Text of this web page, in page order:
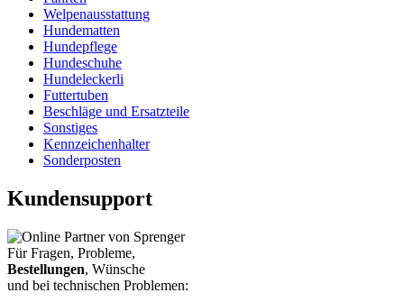
Welpenausstattung
Hundematten
Hundepflege
Hundeschuhe
Hundeleckerli
Futtertuben
Beschläge und Ersatzteile
Sonstiges
Kennzeichenhalter
Sonderposten
Kundensupport
Für Fragen, Probleme,
Bestellungen, Wünsche
und bei technischen Problemen: